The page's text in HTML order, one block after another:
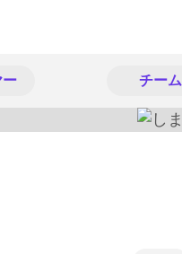
ー チーム